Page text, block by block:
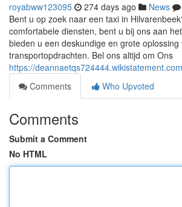
royabww123095 274 days ago News
Bent u op zoek naar een taxi in
comfortabele diensten, bent u bij ons aan
bieden u een deskundige en grote oplossing
transportopdrachten. Bel ons altijd om Ons
https://
Comments
Who Upvoted
Comments
Submit a Comment
No HTML